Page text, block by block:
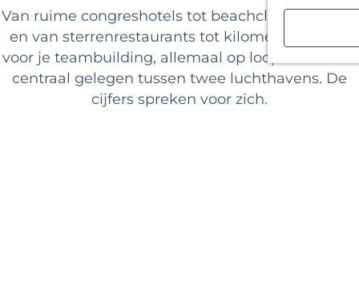
d
e
Van ruime congreshotels tot beachclubs aan zee,
en van sterrenrestaurants tot kilometers strand
voor je teambuilding, allemaal op loopafstand en
centraal gelegen tussen twee luchthavens. De
cijfers spreken voor zich.